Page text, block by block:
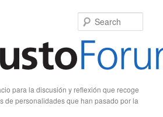
para la discusión y reflexión que recoge
de personalidades que han pasado por la